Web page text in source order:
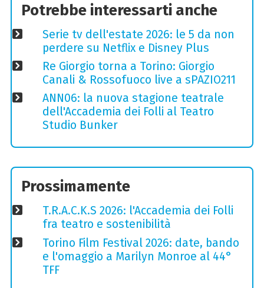
Potrebbe interessarti anche
Serie tv dell'estate 2026: le 5 da non
perdere su Netflix e Disney Plus
Re Giorgio torna a Torino: Giorgio
Canali & Rossofuoco live a sPAZIO211
ANN06: la nuova stagione teatrale
dell'Accademia dei Folli al Teatro
Studio Bunker
Prossimamente
T.R.A.C.K.S 2026: l'Accademia dei Folli
fra teatro e sostenibilità
Torino Film Festival 2026: date, bando
e l'omaggio a Marilyn Monroe al 44°
TFF